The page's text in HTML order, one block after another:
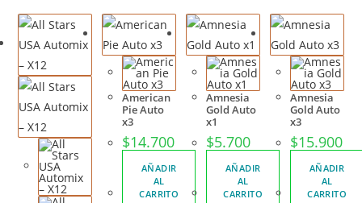
American
Pie Auto
x3
$14.700
AÑADIR
AL
CARRITO
Amnesia
Gold Auto
x1
$5.700
AÑADIR
AL
CARRITO
Amnesia
Gold Auto
x3
$15.900
AÑADIR
AL
CARRITO